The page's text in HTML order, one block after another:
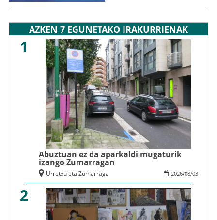
AZKEN 7 EGUNETAKO IRAKURRIENAK
1
Abuztuan ez da aparkaldi mugaturik
izango Zumarragan
2026/08/03
Urretxu eta Zumarraga
2